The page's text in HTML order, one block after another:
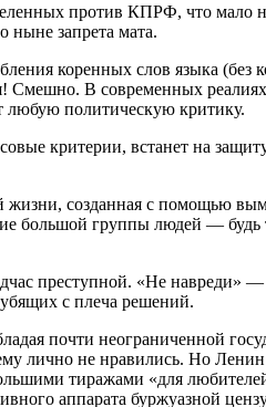
против КПРФ, что мало
ныне запрета мата.
коренных слов языка
Смешно. В современных
любую политическую критику.
критерии, встанет на
созданная с помощью
большой группы людей —
преступной. «Не
с плеча решений.
почти неограниченной
лично не нравились. Но
тиражами «для
аппарата буржуазной